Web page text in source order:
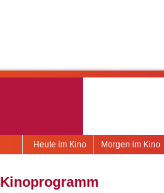
Morgen im Kino
Heute im Kino
Kinoprogramm